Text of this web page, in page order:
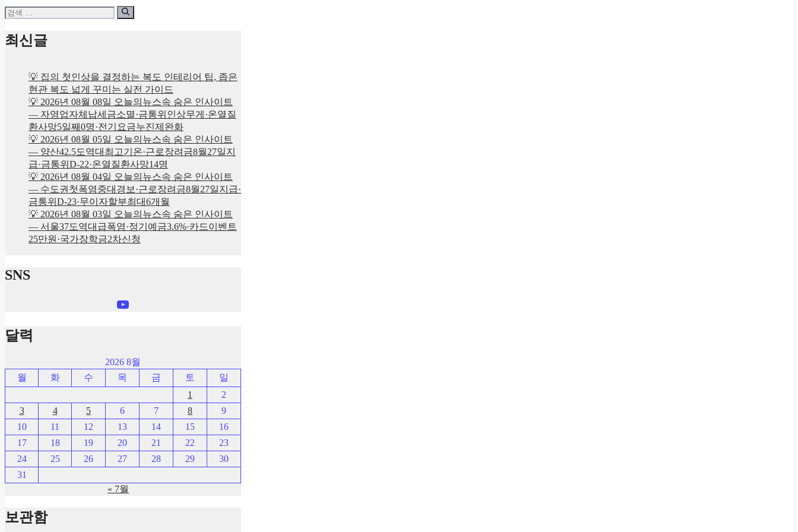
검
최신글
💡 집의 첫인상을 결정하는 복도 인테리어 팁, 좁은
현관 복도 넓게 꾸미는 실전 가이드
💡 2026년 08월 08일 오늘의뉴스속 숨은 인사이트
— 자영업자체납세금소멸·금통위인상무게·온열질
환사망5일째0명·전기요금누진제완화
💡 2026년 08월 05일 오늘의뉴스속 숨은 인사이트
— 양산42.5도역대최고기온·근로장려금8월27일지
급·금통위D-22·온열질환사망14명
💡 2026년 08월 04일 오늘의뉴스속 숨은 인사이트
— 수도권첫폭염중대경보·근로장려금8월27일지급·
금통위D-23·무이자할부최대6개월
💡 2026년 08월 03일 오늘의뉴스속 숨은 인사이트
— 서울37도역대급폭염·정기예금3.6%·카드이벤트
25만원·국가장학금2차신청
SNS
YouTube
달력
2026 8월
월
화 수 목 금 토
일
1
2
3
4 5 6 7 8
9
10
11 12 13 14 15
16
17
18 19 20 21 22
23
24
25 26 27 28 29
30
31
« 7월
보관함